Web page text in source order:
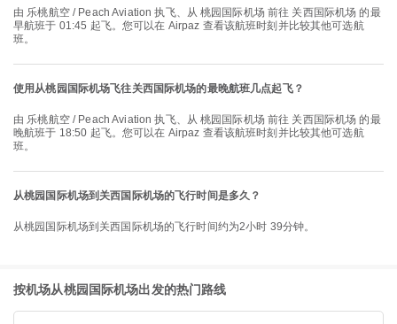
由 乐桃航空 / Peach Aviation 执飞、从 桃园国际机场 前往 关西国际机场 的最
早航班于 01:45 起飞。您可以在 Airpaz 查看该航班时刻并比较其他可选航
班。
使用从桃园国际机场飞往关西国际机场的最晚航班几点起飞？
由 乐桃航空 / Peach Aviation 执飞、从 桃园国际机场 前往 关西国际机场 的最
晚航班于 18:50 起飞。您可以在 Airpaz 查看该航班时刻并比较其他可选航
班。
从桃园国际机场到关西国际机场的飞行时间是多久？
从桃园国际机场到关西国际机场的飞行时间约为2小时 39分钟。
按机场从桃园国际机场出发的热门路线